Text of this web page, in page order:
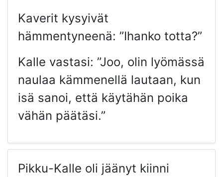
Kaverit kysyivät
hämmentyneenä: ”Ihanko totta?”
Kalle vastasi: ”Joo, olin lyömässä
naulaa kämmenellä lautaan, kun
isä sanoi, että käytähän poika
vähän päätäsi.”
Pikku-Kalle oli jäänyt kiinni